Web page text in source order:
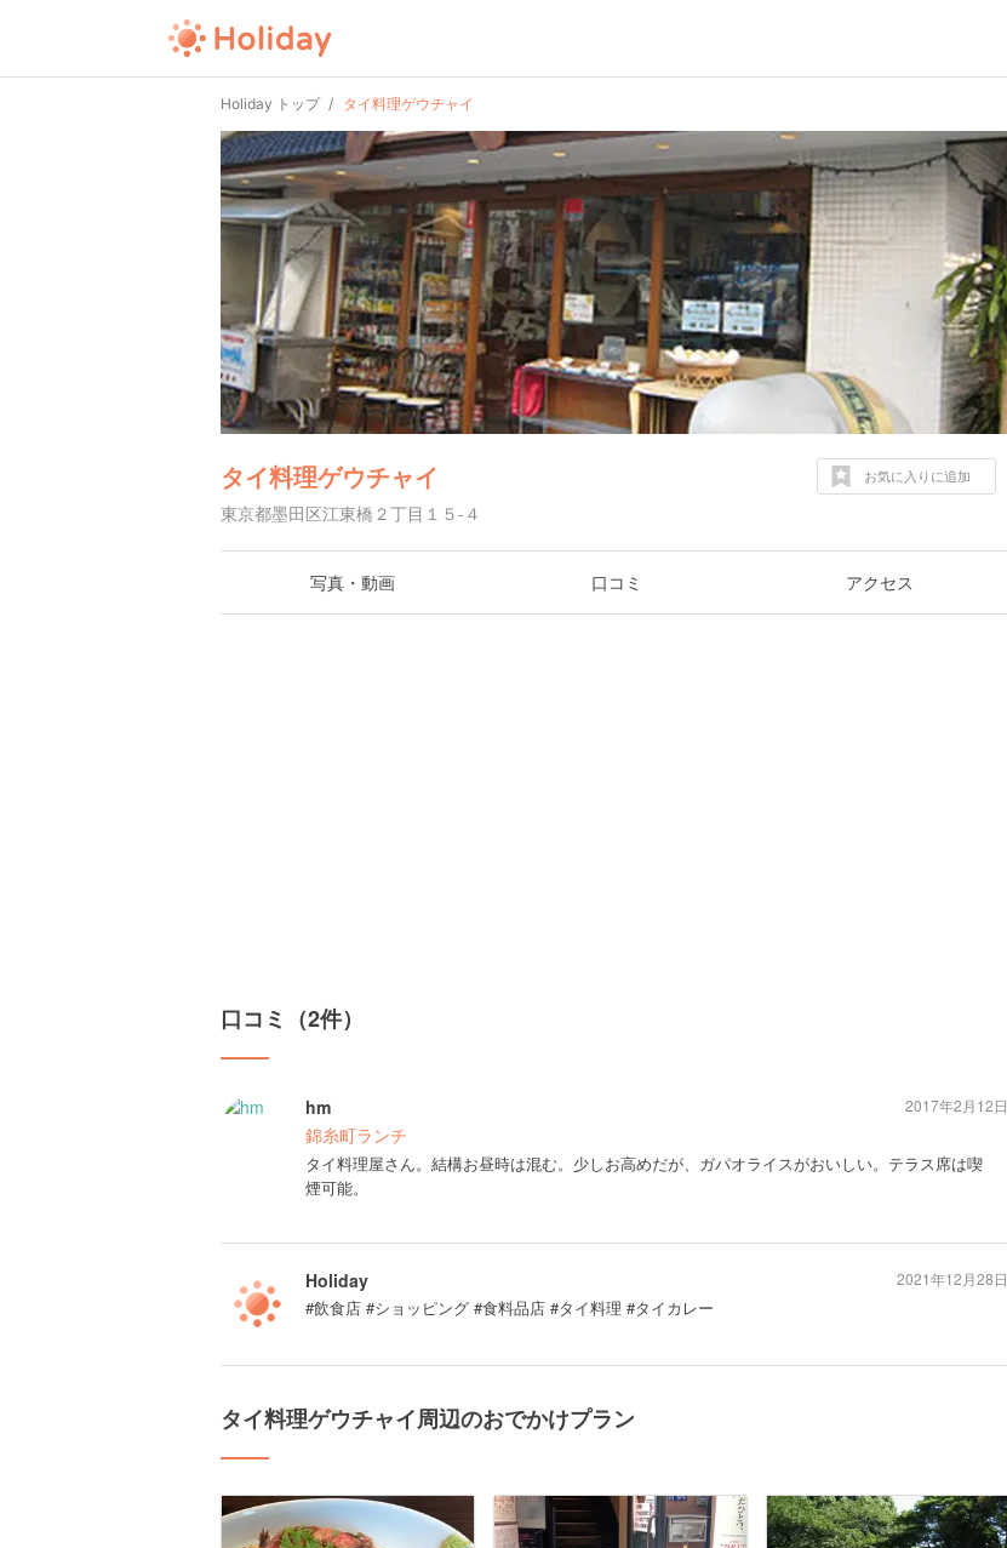
Holiday トップ タイ料理ゲウチャイ
タイ料理ゲウチャイ
東京都墨田区江東橋２丁目１５-４
お気に入りに追加
写真・動画 口コミ アクセス
口コミ（2件）
hm
錦糸町ランチ
タイ料理屋さん。結構お昼時は混む。少しお高めだが、ガパオライスがおいしい。テラス席は喫
煙可能。
2017年2月12日
Holiday
#飲食店 #ショッピング #食料品店 #タイ料理 #タイカレー
2021年12月28日
タイ料理ゲウチャイ周辺のおでかけプラン